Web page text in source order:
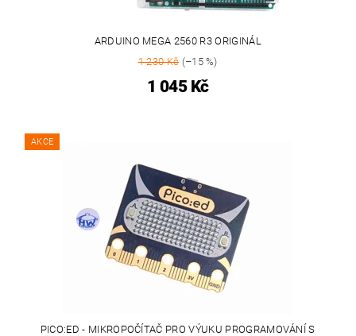
ARDUINO MEGA 2560 R3 ORIGINÁL
1 230 Kč(–15 %)
1 045 Kč
AKCE
PICO:ED - MIKROPOČÍTAČ PRO VÝUKU PROGRAMOVÁNÍ S